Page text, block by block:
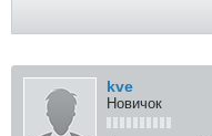
kve
Новичок